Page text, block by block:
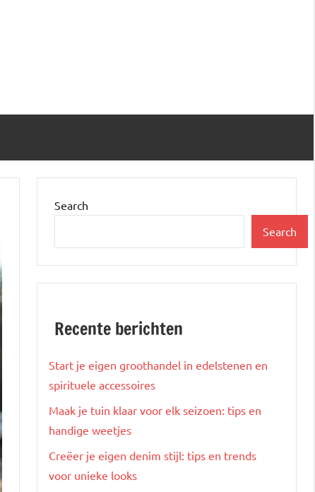
Search
Search
Recente berichten
Start je eigen groothandel in edelstenen en
spirituele accessoires
Maak je tuin klaar voor elk seizoen: tips en
handige weetjes
Creëer je eigen denim stijl: tips en trends
voor unieke looks